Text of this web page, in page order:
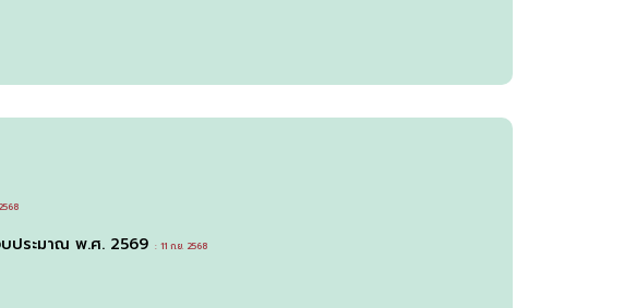
บประมาณ พ.ศ. 2569 : 11 ก.ย. 2568